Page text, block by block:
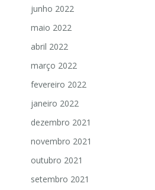
junho 2022
maio 2022
abril 2022
março 2022
fevereiro 2022
janeiro 2022
dezembro 2021
novembro 2021
outubro 2021
setembro 2021